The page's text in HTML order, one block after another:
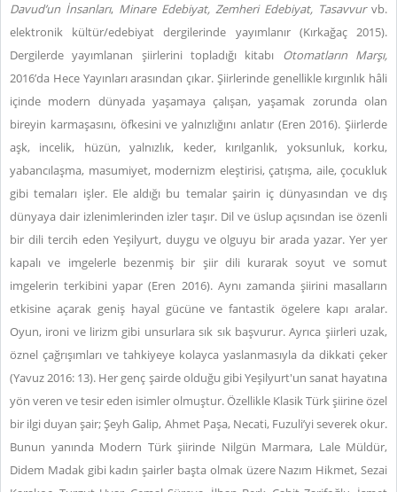
Davud’un İnsanları, Minare Edebiyat, Zemheri Edebiyat, Tasavvur vb.
elektronik kültür/edebiyat dergilerinde yayımlanır (Kırkağaç 2015).
Dergilerde yayımlanan şiirlerini topladığı kitabı Otomatların Marşı,
2016’da Hece Yayınları arasından çıkar. Şiirlerinde genellikle kırgınlık hâli
içinde modern dünyada yaşamaya çalışan, yaşamak zorunda olan
bireyin karmaşasını, öfkesini ve yalnızlığını anlatır (Eren 2016). Şiirlerde
aşk, incelik, hüzün, yalnızlık, keder, kırılganlık, yoksunluk, korku,
yabancılaşma, masumiyet, modernizm eleştirisi, çatışma, aile, çocukluk
gibi temaları işler. Ele aldığı bu temalar şairin iç dünyasından ve dış
dünyaya dair izlenimlerinden izler taşır. Dil ve üslup açısından ise özenli
bir dili tercih eden Yeşilyurt, duygu ve olguyu bir arada yazar. Yer yer
kapalı ve imgelerle bezenmiş bir şiir dili kurarak soyut ve somut
imgelerin terkibini yapar (Eren 2016). Aynı zamanda şiirini masalların
etkisine açarak geniş hayal gücüne ve fantastik ögelere kapı aralar.
Oyun, ironi ve lirizm gibi unsurlara sık sık başvurur. Ayrıca şiirleri uzak,
öznel çağrışımları ve tahkiyeye kolayca yaslanmasıyla da dikkati çeker
(Yavuz 2016: 13). Her genç şairde olduğu gibi Yeşilyurt'un sanat hayatına
yön veren ve tesir eden isimler olmuştur. Özellikle Klasik Türk şiirine özel
bir ilgi duyan şair; Şeyh Galip, Ahmet Paşa, Necati, Fuzuli’yi severek okur.
Bunun yanında Modern Türk şiirinde Nilgün Marmara, Lale Müldür,
Didem Madak gibi kadın şairler başta olmak üzere Nazım Hikmet, Sezai